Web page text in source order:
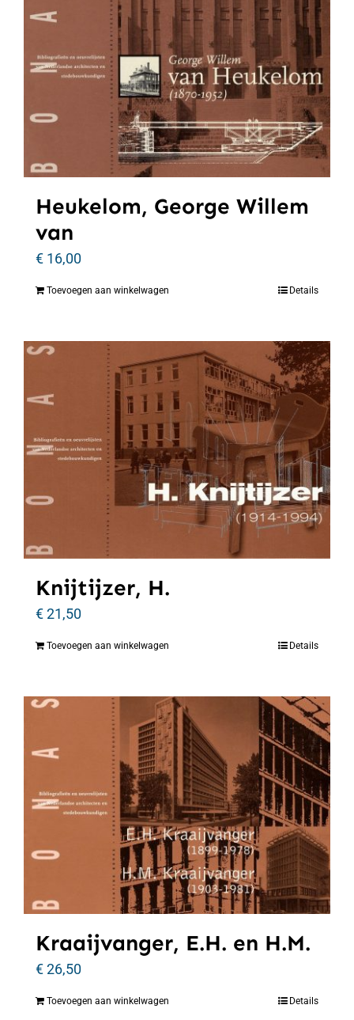
Heukelom, George Willem
van
€ 16,00
Toevoegen aan winkelwagen Details
Knijtijzer, H.
€21,50
Toevoegen aan winkelwagen Details
Kraaijvanger, E.H. en H.M.
€26,50
Toevoegen aan winkelwagen Details